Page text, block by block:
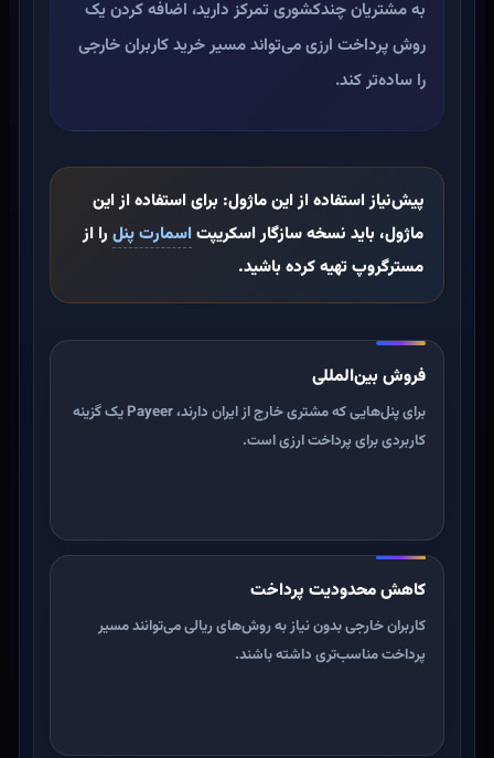
به مشتریان چندکشوری تمرکز دارید، اضافه کردن یک
روش پرداخت ارزی می‌تواند مسیر خرید کاربران خارجی
را ساده‌تر کند.
پیش‌نیاز استفاده از این ماژول: برای استفاده از این
ماژول، باید نسخه سازگار اسکریپت اسمارت پنلرا از
مسترگروپ تهیه کرده باشید.
فروش بین‌المللی
برای پنل‌هایی که مشتری خارج از ایران دارند، Payeer یک گزینه
کاربردی برای پرداخت ارزی است.
کاهش محدودیت پرداخت
کاربران خارجی بدون نیاز به روش‌های ریالی می‌توانند مسیر
پرداخت مناسب‌تری داشته باشند.